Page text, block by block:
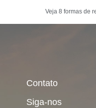
Veja 8 formas de
Contato
Siga-nos